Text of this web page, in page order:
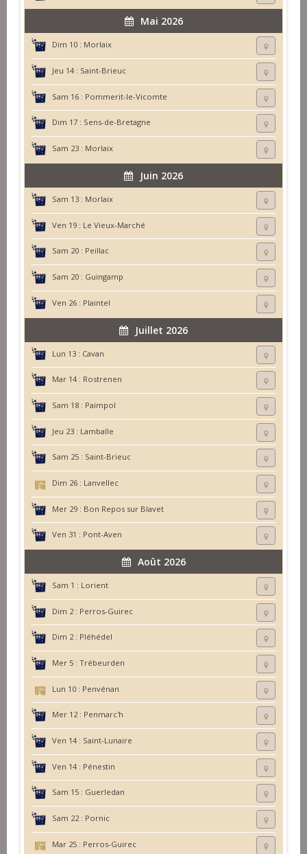
Mai 2026
Dim 10 : Morlaix
Jeu 14 : Saint-Brieuc
Sam 16 : Pommerit-le-Vicomte
Dim 17 : Sens-de-Bretagne
Sam 23 : Morlaix
Juin 2026
Sam 13 : Morlaix
Ven 19 : Le Vieux-Marché
Sam 20 : Peillac
Sam 20 : Guingamp
Ven 26 : Plaintel
Juillet 2026
Lun 13 : Cavan
Mar 14 : Rostrenen
Sam 18 : Paimpol
Jeu 23 : Lamballe
Sam 25 : Saint-Brieuc
Dim 26 : Lanvellec
Mer 29 : Bon Repos sur Blavet
Ven 31 : Pont-Aven
Août 2026
Sam 1 : Lorient
Dim 2 : Perros-Guirec
Dim 2 : Pléhédel
Mer 5 : Trébeurden
Lun 10 : Penvénan
Mer 12 : Penmarc'h
Ven 14 : Saint-Lunaire
Ven 14 : Pénestin
Sam 15 : Guerledan
Sam 22 : Pornic
Mar 25 : Perros-Guirec